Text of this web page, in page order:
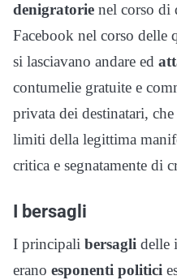
denigratorie nel corso di
Facebook nel corso delle
si lasciavano andare ed
contumelie gratuite e
privata dei destinatari,
limiti della legittima
critica e segnatamente di
I bersagli
I principali bersagli delle
erano esponenti politici